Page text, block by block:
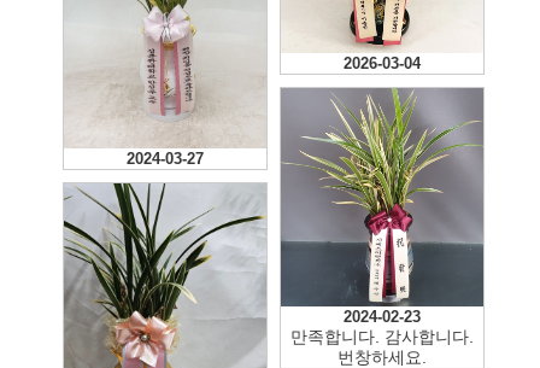
2026-03-04
2024-03-27
2024-02-23
만족합니다. 감사합니다.
번창하세요.